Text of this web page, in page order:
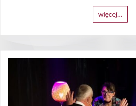
więcej…